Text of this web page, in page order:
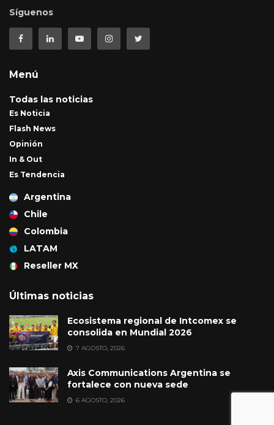
Síguenos
Menú
Todas las noticias
Es Noticia
Flash News
Opinión
In & Out
Es Tendencia
Argentina
Chile
Colombia
LATAM
Reseller MX
Últimas noticias
Ecosistema regional de Intcomex se
consolida en Mundial 2026
7 AGOSTO, 2026
Axis Communications Argentina se
fortalece con nueva sede
6 AGOSTO, 2026